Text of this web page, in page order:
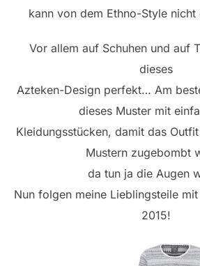
kann von dem Ethno-Style
Vor allem auf Schuhen und auf
dieses
Azteken-Design perfekt… Am
dieses Muster mit
Kleidungsstücken, damit das
Mustern zugebombt
da tun ja die Augen
Nun folgen meine Lieblingsteile
2015!